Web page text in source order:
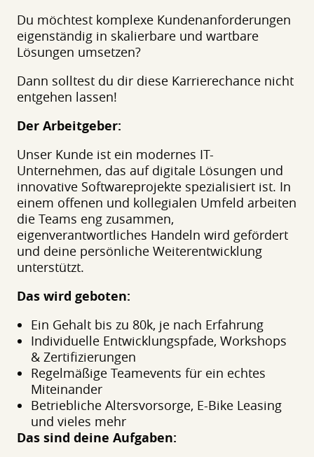
Du möchtest komplexe Kundenanforderungen
eigenständig in skalierbare und wartbare
Lösungen umsetzen?
Dann solltest du dir diese Karrierechance nicht
entgehen lassen!
Der Arbeitgeber:
Unser Kunde ist ein modernes IT-
Unternehmen, das auf digitale Lösungen und
innovative Softwareprojekte spezialisiert ist. In
einem offenen und kollegialen Umfeld arbeiten
die Teams eng zusammen,
eigenverantwortliches Handeln wird gefördert
und deine persönliche Weiterentwicklung
unterstützt.
Das wird geboten:
Ein Gehalt bis zu 80k, je nach Erfahrung
Individuelle Entwicklungspfade, Workshops
& Zertifizierungen
Regelmäßige Teamevents für ein echtes
Miteinander
Betriebliche Altersvorsorge, E-Bike Leasing
und vieles mehr
Das sind deine Aufgaben: